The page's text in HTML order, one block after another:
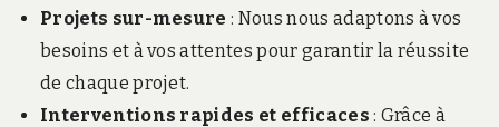
Projets sur-mesure : Nous nous adaptons à vos
besoins et à vos attentes pour garantir la réussite
de chaque projet.
Interventions rapides et efficaces : Grâce à